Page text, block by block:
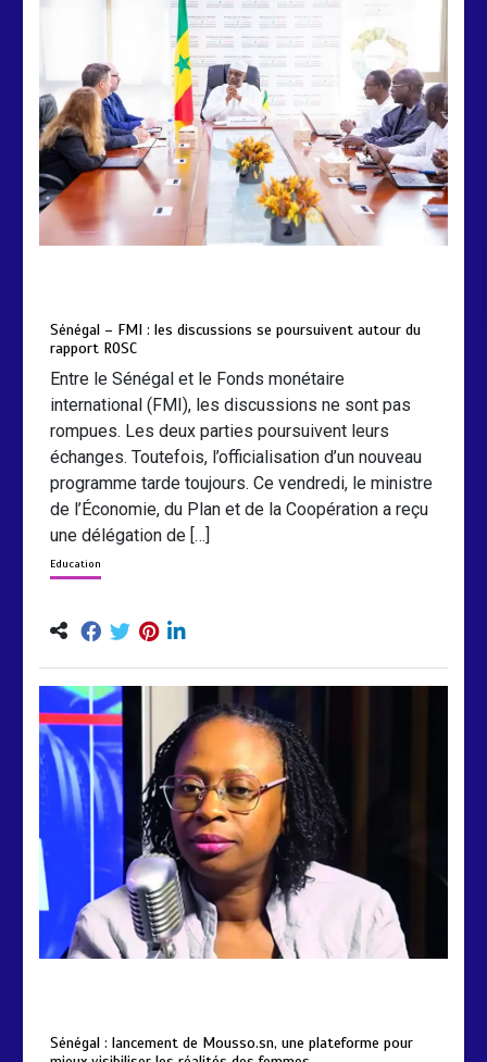
Sénégal – FMI : les discussions se poursuivent autour du
rapport ROSC
Entre le Sénégal et le Fonds monétaire
international (FMI), les discussions ne sont pas
rompues. Les deux parties poursuivent leurs
échanges. Toutefois, l’officialisation d’un nouveau
programme tarde toujours. Ce vendredi, le ministre
de l’Économie, du Plan et de la Coopération a reçu
une délégation de […]
Education
Sénégal : lancement de Mousso.sn, une plateforme pour